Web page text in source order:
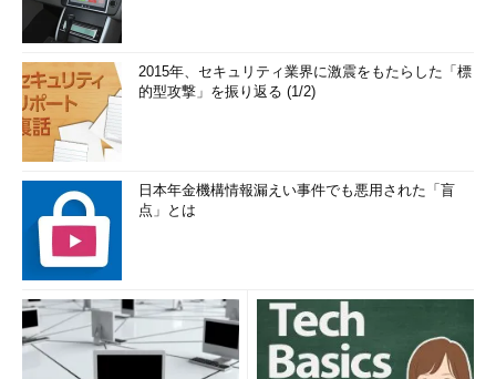
2015年、セキュリティ業界に激震をもたらした「標
的型攻撃」を振り返る (1/2)
日本年金機構情報漏えい事件でも悪用された「盲
点」とは